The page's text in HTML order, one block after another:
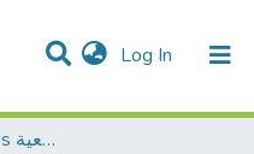
Log In (current)
Dissertations & Theses الرسائل الجامعية